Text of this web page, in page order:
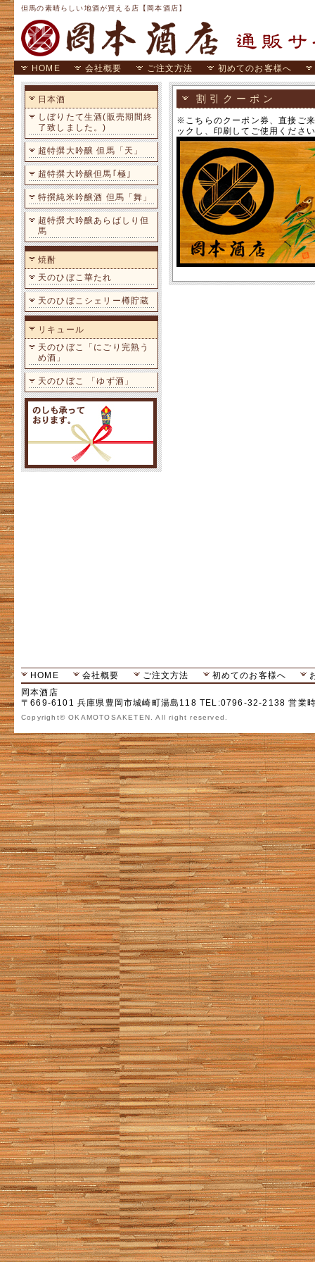
但馬の素晴らしい地酒が買える店【岡本酒店】
HOME 会社概要 ご注文方法 初めてのお客様へ
日本酒
しぼりたて生酒(販売期間終
了致しました。)
超特撰大吟醸 但馬「天」
超特撰大吟醸但馬｢極｣
特撰純米吟醸酒 但馬「舞」
超特撰大吟醸あらばしり但
馬
焼酎
天のひぼこ華たれ
天のひぼこシェリー樽貯蔵
リキュール
天のひぼこ「にごり完熟う
め酒」
天のひぼこ 「ゆず酒」
割引クーポン
※こちらのクーポン券、直接ご
ックし、印刷してご使用くださ
HOME 会社概要 ご注文方法 初めてのお客様へ
岡本酒店
〒669-6101 兵庫県豊岡市城崎町湯島118 TEL:0796-32-2138 営業
Copyright© OKAMOTOSAKETEN. All right reserved.